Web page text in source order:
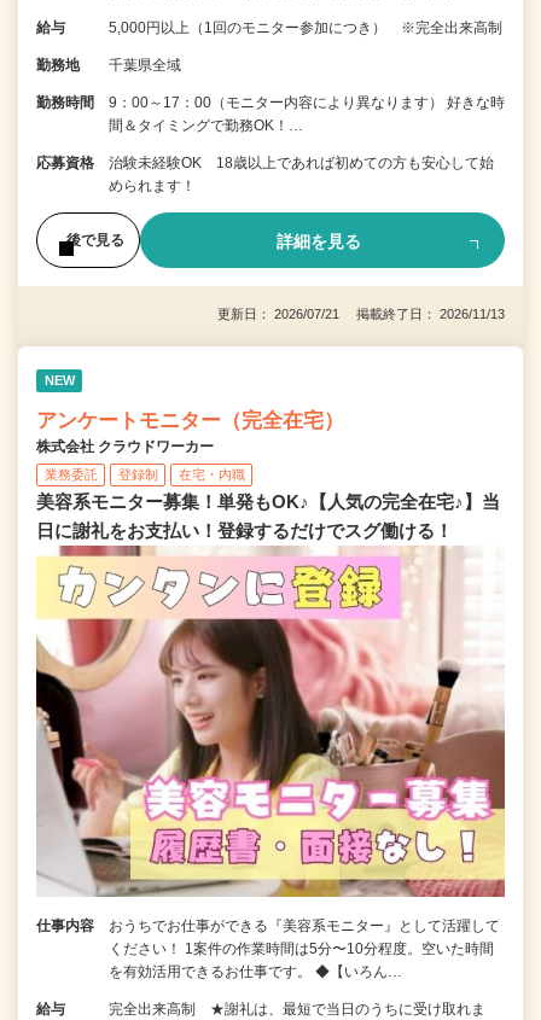
給与 5,000円以上（1回のモニター参加につき） ※完全出来高制
勤務地 千葉県全域
勤務時間
9：00～17：00（モニター内容により異なります） 好きな時
間＆タイミングで勤務OK！…
応募資格
治験未経験OK 18歳以上であれば初めての方も安心して始
められます！
後で見る 詳細を見る
更新日： 2026/07/21 掲載終了日： 2026/11/13
NEW
アンケートモニター（完全在宅）
株式会社 クラウドワーカー
業務委託 登録制 在宅・内職
美容系モニター募集！単発もOK♪【人気の完全在宅♪】当
日に謝礼をお支払い！登録するだけでスグ働ける！
仕事内容
おうちでお仕事ができる『美容系モニター』として活躍して
ください！ 1案件の作業時間は5分〜10分程度。空いた時間
を有効活用できるお仕事です。 ◆【いろん…
給与 完全出来高制 ★謝礼は、最短で当日のうちに受け取れま